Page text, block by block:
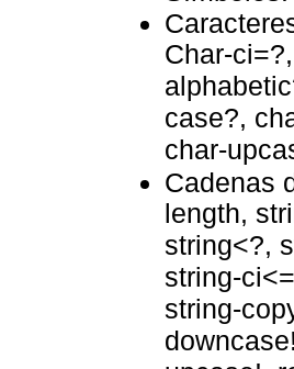
Char-
case?,
char-
Cadenas
length,
string<?,
string-
string-